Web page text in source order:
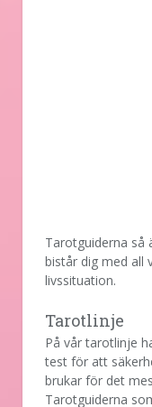
Tarotguiderna så
bistår dig med all
livssituation.
Tarotlinje
På vår tarotlinje
test för att
brukar för det
Tarotguiderna